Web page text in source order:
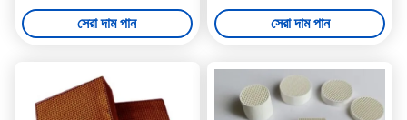
অনুঘটক কম্বাস্টার
সেরা দাম পান
কালো ধোঁয়া হ্রাস করুন
সেরা দাম পান